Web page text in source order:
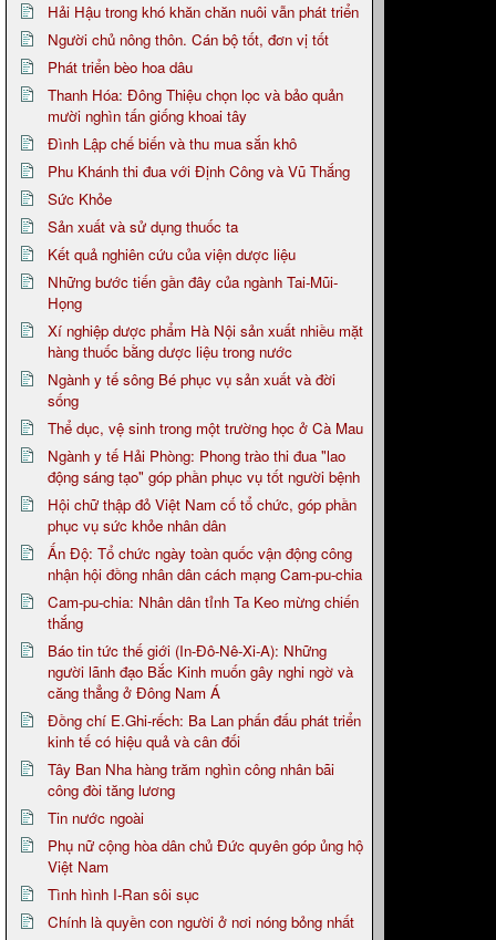
Hải Hậu trong khó khăn chăn nuôi vẫn phát triển
Người chủ nông thôn. Cán bộ tốt, đơn vị tốt
Phát triển bèo hoa dâu
Thanh Hóa: Đông Thiệu chọn lọc và bảo quản
mười nghìn tấn giống khoai tây
Đình Lập chế biến và thu mua sắn khô
Phu Khánh thi đua với Định Công và Vũ Thắng
Sức Khỏe
Sản xuất và sử dụng thuốc ta
Kết quả nghiên cứu của viện dược liệu
Những bước tiến gần đây của ngành Tai-Mũi-
Họng
Xí nghiệp dược phẩm Hà Nội sản xuất nhiều mặt
hàng thuốc bằng dược liệu trong nước
Ngành y tế sông Bé phục vụ sản xuất và đời
sống
Thể dục, vệ sinh trong một trường học ở Cà Mau
Ngành y tế Hải Phòng: Phong trào thi đua "lao
động sáng tạo" góp phần phục vụ tốt người bệnh
Hội chữ thập đỏ Việt Nam cố tổ chức, góp phần
phục vụ sức khỏe nhân dân
Ấn Độ: Tổ chức ngày toàn quốc vận động công
nhận hội đồng nhân dân cách mạng Cam-pu-chia
Cam-pu-chia: Nhân dân tỉnh Ta Keo mừng chiến
thắng
Báo tin tức thế giới (In-Đô-Nê-Xi-A): Những
người lãnh đạo Bắc Kinh muốn gây nghi ngờ và
căng thẳng ở Đông Nam Á
Đồng chí E.Ghi-rếch: Ba Lan phấn đấu phát triển
kinh tế có hiệu quả và cân đối
Tây Ban Nha hàng trăm nghìn công nhân bãi
công đòi tăng lương
Tin nước ngoài
Phụ nữ cộng hòa dân chủ Đức quyên góp ủng hộ
Việt Nam
Tình hình I-Ran sôi sục
Chính là quyền con người ở nơi nóng bỏng nhất